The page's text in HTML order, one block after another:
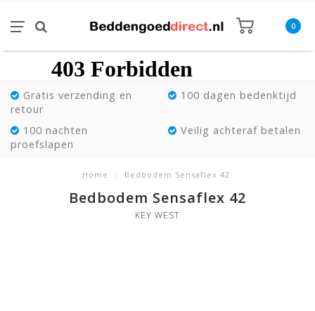
0
Gratis verzending en
retour
100 dagen bedenktijd
100 nachten
proefslapen
Veilig achteraf betalen
Home / Bedbodem Sensaflex 42
Bedbodem Sensaflex 42
KEY WEST